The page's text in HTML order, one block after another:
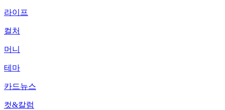
라이프
컬처
머니
테마
카드뉴스
컷&칼럼